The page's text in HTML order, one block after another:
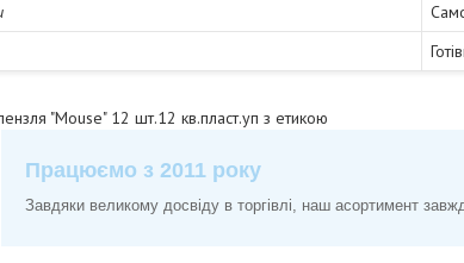
"Mouse" 12 шт.12 кв.пласт.уп з етикою
Працюємо з 2011 року
Завдяки великому досвіду в торгівлі, наш асортимент